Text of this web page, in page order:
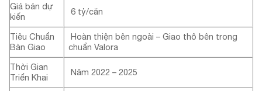
Giá bán dự
kiến
6 tỷ/căn
Tiêu Chuẩn
Bàn Giao
Hoàn thiện bên ngoài – Giao thô bên trong
chuẩn Valora
Thời Gian
Triển Khai
Năm 2022 – 2025